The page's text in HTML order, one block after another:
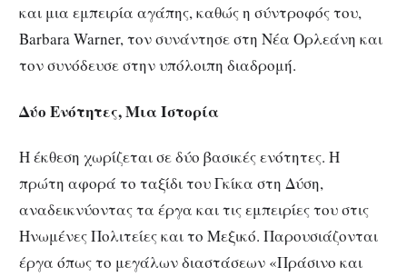
και μια εμπειρία αγάπης, καθώς η σύντροφός του,
Barbara Warner, τον συνάντησε στη Νέα Ορλεάνη και
τον συνόδευσε στην υπόλοιπη διαδρομή.
Δύο Ενότητες, Μια Ιστορία
Η έκθεση χωρίζεται σε δύο βασικές ενότητες. Η
πρώτη αφορά το ταξίδι του Γκίκα στη Δύση,
αναδεικνύοντας τα έργα και τις εμπειρίες του στις
Ηνωμένες Πολιτείες και το Μεξικό. Παρουσιάζονται
έργα όπως το μεγάλων διαστάσεων «Πράσινο και